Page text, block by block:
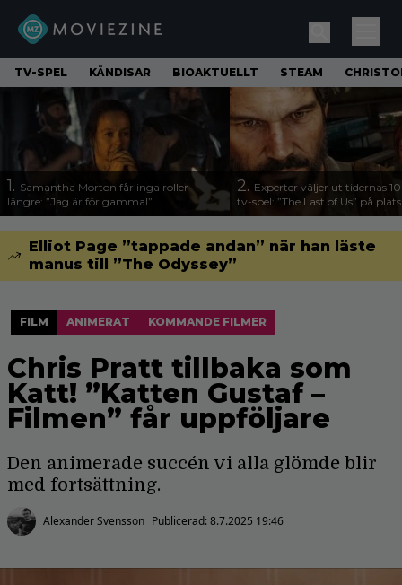
TV-SPEL KÄNDISAR BIOAKTUELLT STEAM
1. Samantha Morton får inga roller
längre: ”Jag är för gammal”
2. Experter väljer ut tidernas
tv-spel: ”The Last of Us” på
Elliot Page ”tappade andan” när han läste
manus till ”The Odyssey”
FILM ANIMERAT KOMMANDE FILMER
Chris Pratt tillbaka som
Katt! ”Katten Gustaf –
Filmen” får uppföljare
Den animerade succén vi alla glömde blir
med fortsättning.
Alexander Svensson Publicerad:8.7.2025 19:46